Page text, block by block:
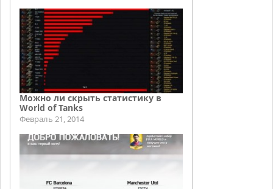
Можно ли скрыть статистику в
World of Tanks
Февраль 21, 2014